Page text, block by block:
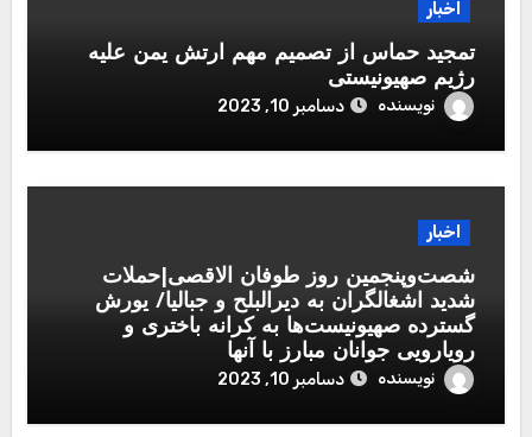
اخبار
تمجید حماس از تصمیم مهم ارتش یمن علیه
رژیم صهیونیستی
نویسنده دسامبر 10, 2023
اخبار
شصت‌وپنجمین روز طوفان الاقصی|حملات
شدید اشغالگران به دیرالبلح و جبالیا/ یورش
گسترده صهیونیست‌ها به کرانه باختری و
رویارویی جوانان مبارز با آنها
نویسنده دسامبر 10, 2023